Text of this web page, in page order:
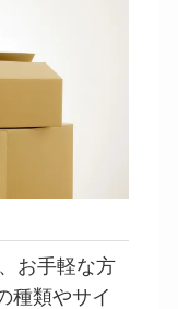
お手軽な方
種類やサイ